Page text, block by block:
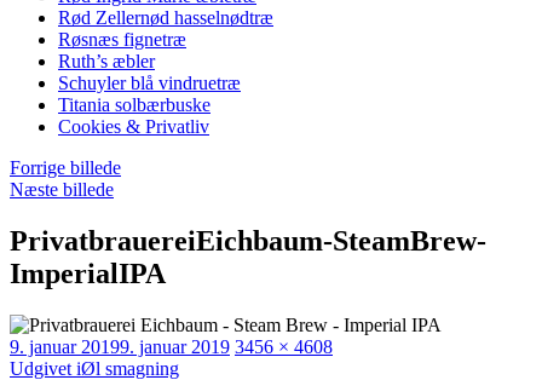
Rød Zellernød hasselnødtræ
Røsnæs fignetræ
Ruth’s æbler
Schuyler blå vindruetræ
Titania solbærbuske
Cookies & Privatliv
Forrige billede
Næste billede
PrivatbrauereiEichbaum-SteamBrew-
ImperialIPA
Udgivet
9. januar 20199. januar 2019 Faktisk
3456 × 4608
Indlægsnavigation
Udgivet iØl smagning